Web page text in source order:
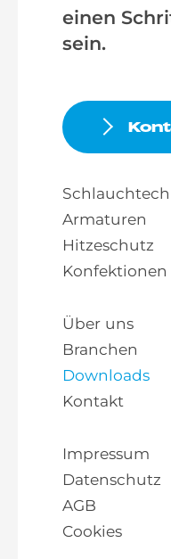
einen
sein.
Armaturen
Hitzeschutz
Konfektionen
Über uns
Branchen
Downloads
Kontakt
Impressum
Datenschutz
AGB
Cookies